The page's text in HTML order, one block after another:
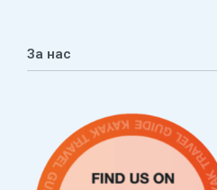
Листа на желби
За нас
Услови за плаќање и испорака
Наши партнери